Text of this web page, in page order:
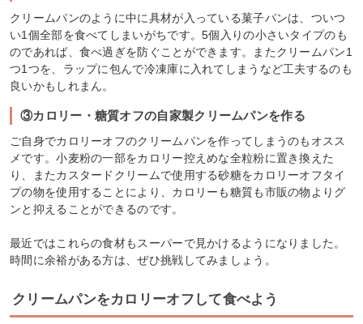
クリームパンのように中に具材が入っている菓子パンは、ついつ
い1個全部を食べてしまいがちです。5個入りの小さいタイプのも
のであれば、食べ過ぎを防ぐことができます。またクリームパン1
つ1つを、ラップに包んで冷凍庫に入れてしまうなど工夫するのも
良いかもしれまん。
③カロリー・糖質オフの自家製クリームパンを作る
ご自身でカロリーオフのクリームパンを作ってしまうのもオスス
メです。小麦粉の一部をカロリー控えめな全粒粉に置き換えた
り、またカスタードクリームで使用する砂糖をカロリーオフタイ
プの物を使用することにより、カロリーも糖質も市販の物よりグ
ンと抑えることができるのです。
最近ではこれらの食材もスーパーで見かけるようになりました。
時間に余裕がある方は、ぜひ挑戦してみましょう。
クリームパンをカロリーオフして食べよう